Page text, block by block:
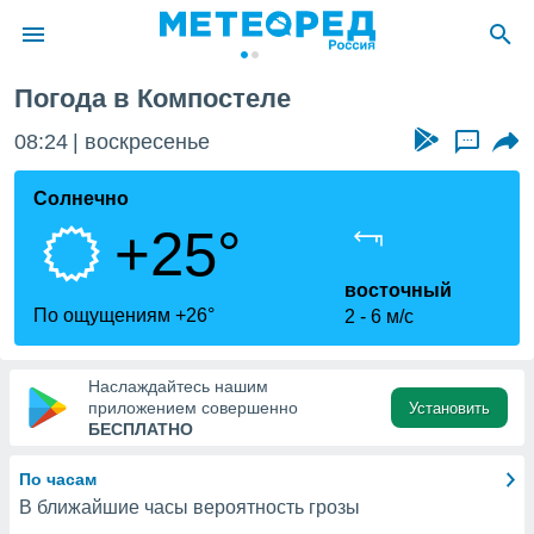
о
Вы можете
к этому
доступ
Погода в Компостеле
08:24 воскресенье ...
Солнечно
+25°
По ощущениям +26°
восточный
2
6 м/с
Наслаждайтесь нашим
приложением совершенно
БЕСПЛАТНО
Установить
По часам
В ближайшие часы вероятность грозы